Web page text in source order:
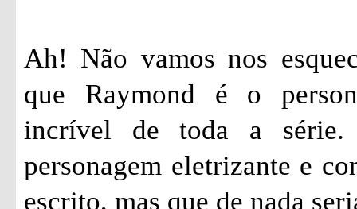
Ah! Não vamos nos
que Raymond é o
incrível de toda a
personagem eletrizante e
escrito, mas que de nada